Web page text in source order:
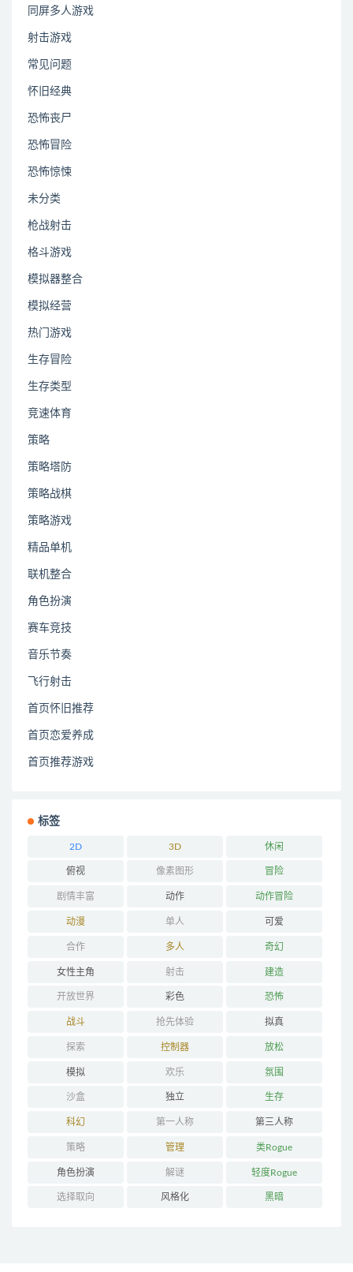
同屏多人游戏
射击游戏
常见问题
怀旧经典
恐怖丧尸
恐怖冒险
恐怖惊悚
未分类
枪战射击
格斗游戏
模拟器整合
模拟经营
热门游戏
生存冒险
生存类型
竞速体育
策略
策略塔防
策略战棋
策略游戏
精品单机
联机整合
角色扮演
赛车竞技
音乐节奏
飞行射击
首页怀旧推荐
首页恋爱养成
首页推荐游戏
标签
2D 3D 休闲
俯视 像素图形 冒险
剧情丰富 动作 动作冒险
动漫 单人 可爱
合作 多人 奇幻
女性主角 射击 建造
开放世界 彩色 恐怖
战斗 抢先体验 拟真
探索 控制器 放松
模拟 欢乐 氛围
沙盒 独立 生存
科幻 第一人称 第三人称
策略 管理 类Rogue
角色扮演 解谜 轻度Rogue
选择取向 风格化 黑暗